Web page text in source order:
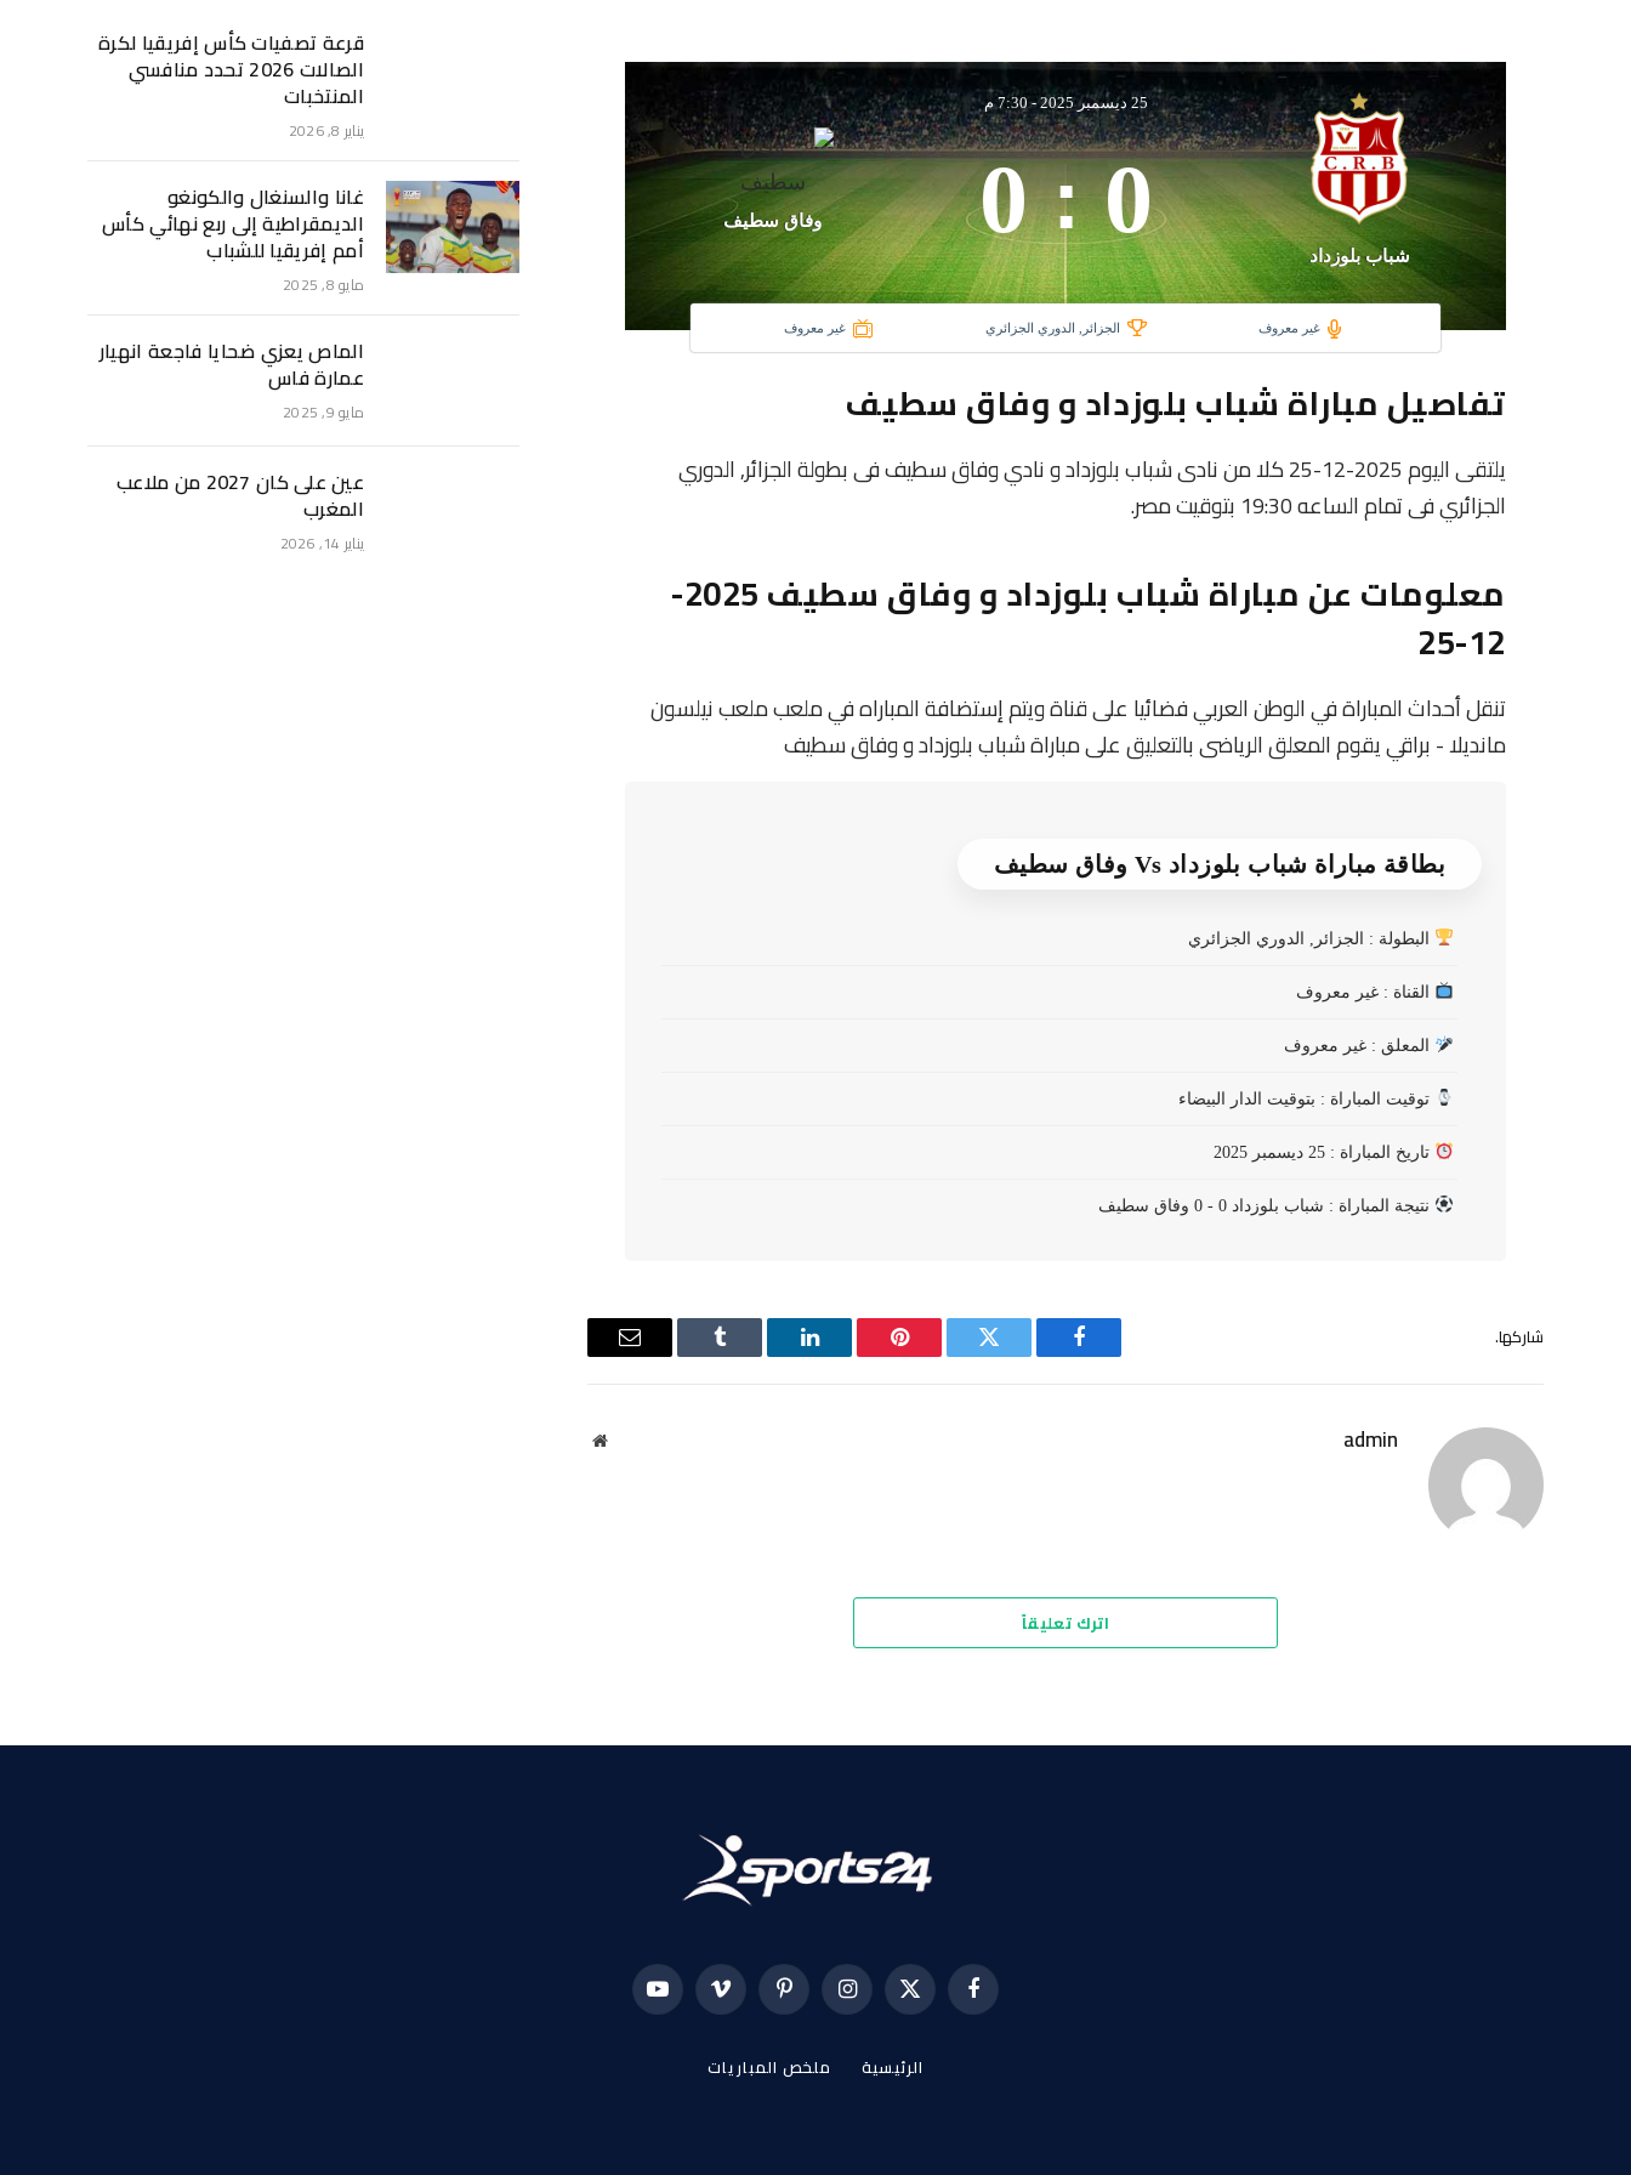
شباب بلوزداد
25 ديسمبر 2025 -7:30 م
0
:
0 وفاق سطيف
غير معروف الجزائر, الدوري الجزائري غير معروف
تفاصيل مباراة شباب بلوزداد و وفاق سطيف
يلتقى اليوم 2025-12-25 كلا من نادى شباب بلوزداد و نادي وفاق سطيف فى بطولة الجزائر, الدوري
الجزائري فى تمام الساعه 19:30 بتوقيت مصر.
معلومات عن مباراة شباب بلوزداد و وفاق سطيف 2025-
12-25
تنقل أحداث المباراة في الوطن العربي فضائيا على قناة ويتم إستضافة المباراه في ملعب ملعب نيلسون
مانديلا - براقي يقوم المعلق الرياضى بالتعليق على مباراة شباب بلوزداد و وفاق سطيف
بطاقة مباراة شباب بلوزداد Vs وفاق سطيف
البطولة : الجزائر, الدوري الجزائري
القناة : غير معروف
المعلق : غير معروف
توقيت المباراة : بتوقيت الدار البيضاء
تاريخ المباراة : 25 ديسمبر 2025
نتيجة المباراة : شباب بلوزداد 0 - 0 وفاق سطيف
شاركها.
فيسبوك تويتر بينتيريستلينكدإن Tumblr
البريد
admin
موقع
اترك تعليقاً
قرعة تصفيات كأس إفريقيا لكرة
الصالات 2026 تحدد منافسي
المنتخبات
يناير 8, 2026
غانا والسنغال والكونغو
الديمقراطية إلى ربع نهائي كأس
أمم إفريقيا للشباب
مايو 8, 2025
الماص يعزي ضحايا فاجعة انهيار
عمارة فاس
مايو 9, 2025
عين على كان 2027 من ملاعب
المغرب
يناير 14, 2026
فيسبوك X
(Twitter)
الانستغرامبينتيريستفيميو يوتيوب
الرئيسية ملخص المباريات